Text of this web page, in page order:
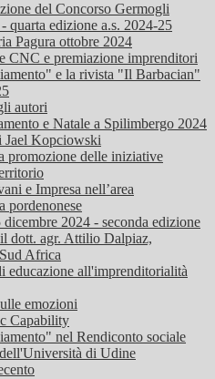
del Concorso Germogli
quarta edizione a.s. 2024-25
Pagura ottobre 2024
CNC e premiazione imprenditori
e la rivista "Il Barbacian"
autori
e Natale a Spilimbergo 2024
Jael Kopciowski
promozione delle iniziative
e Impresa nell’area
pordenonese
2024 - seconda edizione
dott. agr. Attilio Dalpiaz,
Africa
educazione all'imprenditorialità
emozioni
Capability
nel Rendiconto sociale
di Udine